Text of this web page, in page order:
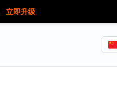
立即升级